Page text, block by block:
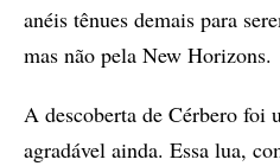
anéis tênues demais para
mas não pela New Horizons.
A descoberta de Cérbero foi
agradável ainda. Essa lua,